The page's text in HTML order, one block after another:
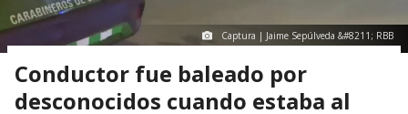
Captura | Jaime Sepúlveda &#8211; RBB
Conductor fue baleado por
desconocidos cuando estaba al